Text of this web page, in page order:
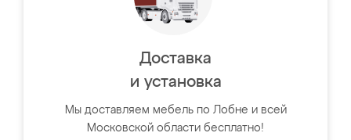
Доставка
и установка
Мы доставляем мебель по Лобне и всей
Московской области бесплатно!